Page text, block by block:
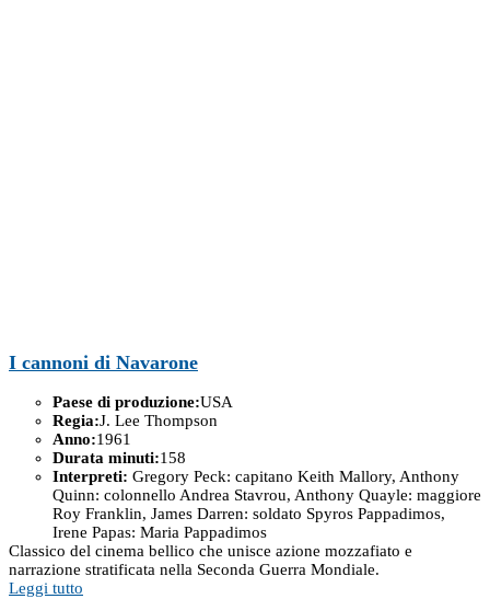
I cannoni di Navarone
Paese di produzione:USA
Regia:J. Lee Thompson
Anno:1961
Durata minuti:158
Interpreti: Gregory Peck: capitano Keith Mallory, Anthony
Quinn: colonnello Andrea Stavrou, Anthony Quayle: maggiore
Roy Franklin, James Darren: soldato Spyros Pappadimos,
Irene Papas: Maria Pappadimos
Classico del cinema bellico che unisce azione mozzafiato e
narrazione stratificata nella Seconda Guerra Mondiale.
Leggi tutto